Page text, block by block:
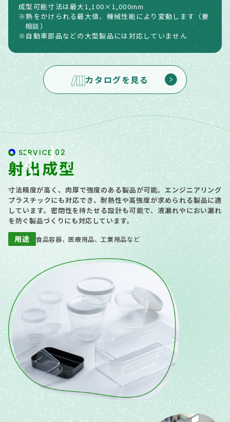
成型可能寸法は最大1,100×1,000mm
※熱をかけられる最大値、機械性能により変動します（要
相談）
※自動車部品などの大型製品には対応していません
カタログを見る
SERVICE 02
射出成型
寸法精度が高く、肉厚で強度のある製品が可能。エンジニアリング
プラスチックにも対応でき、耐熱性や高強度が求められる製品に適
しています。密閉性を持たせる設計も可能で、液漏れやにおい漏れ
を防ぐ製品づくりにも対応しています。
用途 食品容器、医療用品、工業用品など